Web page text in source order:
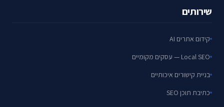
שירותים
קידום אתרים AI
Local SEO — עסקים מקומיים
בניית קישורים איכותיים
כתיבת תוכן SEO